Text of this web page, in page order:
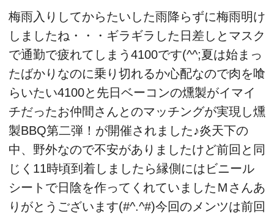
梅雨入りしてからたいした雨降らずに梅雨明け
しましたね・・・ギラギラした日差しとマスク
で通勤で疲れてしまう4100です(^^;夏は始まっ
たばかりなのに乗り切れるか心配なので肉を喰
らいたい4100と先日ベーコンの燻製がイマイ
チだったお仲間さんとのマッチングが実現し燻
製BBQ第二弾！が開催されました♪炎天下の
中、野外なので不安がありましたけど前回と同
じく11時頃到着しましたら縁側にはビニール
シートで日陰を作ってくれていましたＭさんあ
りがとうございます(#^.^#)今回のメンツは前回